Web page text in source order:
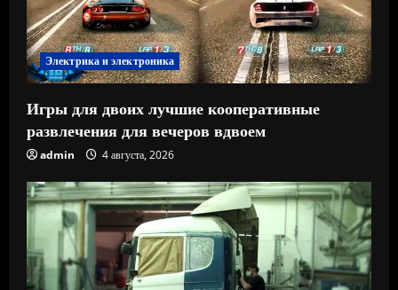
Электрика и электроника
Игры для двоих лучшие кооперативные
развлечения для вечеров вдвоем
admin 4 августа, 2026